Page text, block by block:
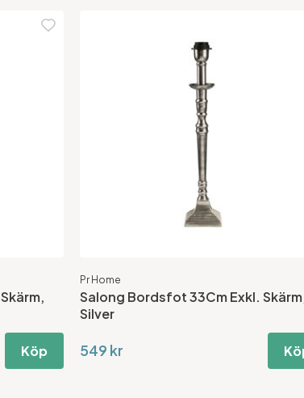
Köp
Pr Home
Salong Bordsfot 33Cm Exkl.
Silver
549 kr